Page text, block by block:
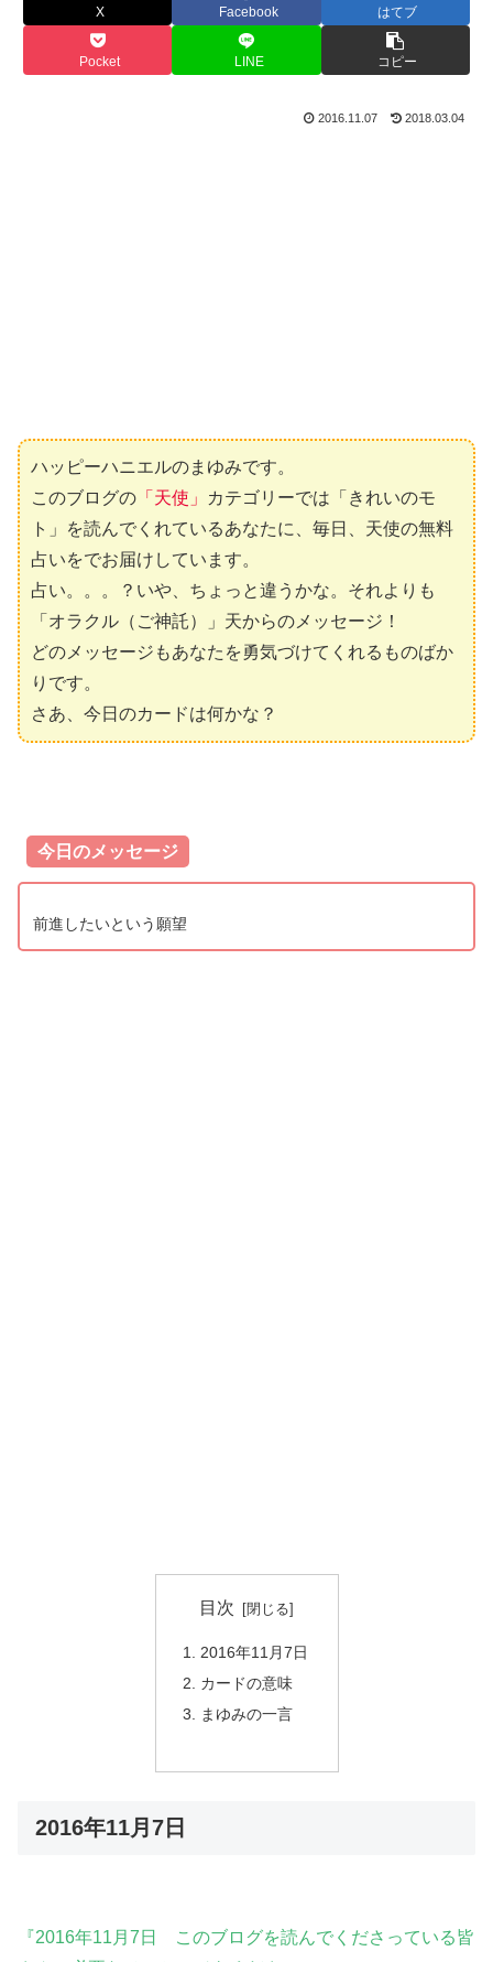
X Facebook はてブ
Pocket LINE コピー
2016.11.07 2018.03.04
ハッピーハニエルのまゆみです。
このブログの 「天使」
カテゴリーでは「きれいのモ
ト」を読んでくれているあなたに、毎日、天使の無料
占いをでお届けしています。
占い。。。？いや、ちょっと違うかな。それよりも
「オラクル（ご神託）」天からのメッセージ！
どのメッセージもあなたを勇気づけてくれるものばか
りです。
さあ、今日のカードは何かな？
今日のメッセージ
前進したいという願望
目次
2016年11月7日
カードの意味
まゆみの一言
2016年11月7日
『2016年11月7日 このブログを読んでくださっている皆